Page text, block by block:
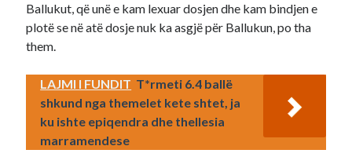
Ballukut, që unë e kam lexuar dosjen dhe kam bindjen e
plotë se në atë dosje nuk ka asgjë për Ballukun, po tha
them.
LAJMI I FUNDIT T*rmeti 6.4 ballë
shkund nga themelet kete shtet, ja
ku ishte epiqendra dhe thellesia
marramendese